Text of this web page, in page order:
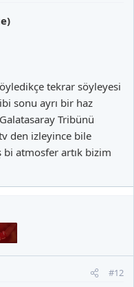
tekrar söyleyesi
sonu ayrı bir haz
Tribünü
den izleyince bile
atmosfer artık bizim
#12